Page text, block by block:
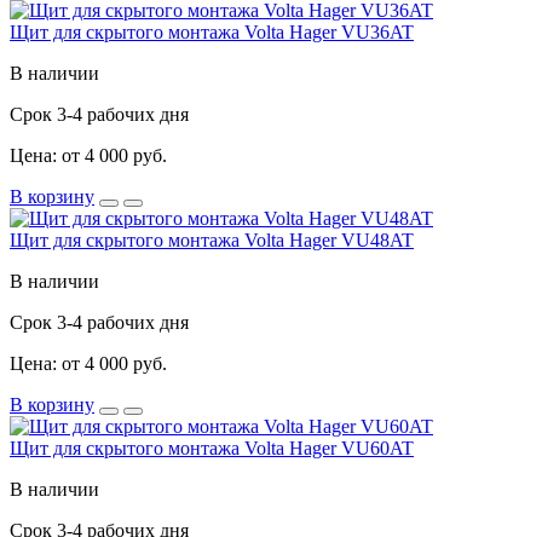
Щит для скрытого монтажа Volta Hager VU36AT
В наличии
Срок 3-4 рабочих дня
Цена: от 4 000 руб.
В корзину
Щит для скрытого монтажа Volta Hager VU48AT
В наличии
Срок 3-4 рабочих дня
Цена: от 4 000 руб.
В корзину
Щит для скрытого монтажа Volta Hager VU60AT
В наличии
Срок 3-4 рабочих дня